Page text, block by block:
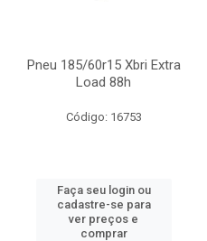
Pneu 185/60r15 Xbri Extra
Load 88h
Código: 16753
Faça seu login ou
cadastre-se para
ver preços e
comprar